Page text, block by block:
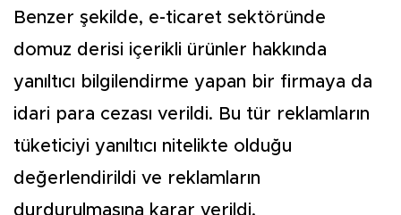
Benzer şekilde, e-ticaret sektöründe
domuz derisi içerikli ürünler hakkında
yanıltıcı bilgilendirme yapan bir firmaya da
idari para cezası verildi. Bu tür reklamların
tüketiciyi yanıltıcı nitelikte olduğu
değerlendirildi ve reklamların
durdurulmasına karar verildi.